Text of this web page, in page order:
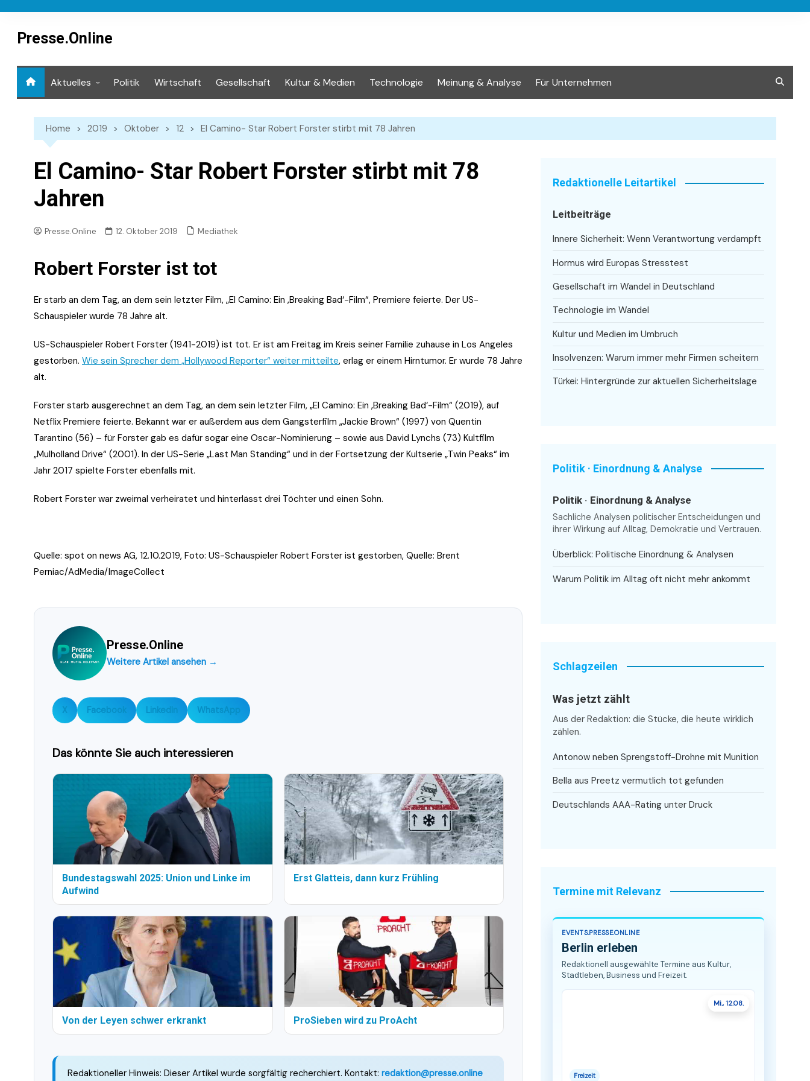
contentPresse.Online
Aktuelles Politik Wirtschaft Gesellschaft Kultur & Medien Technologie Meinung & Analyse Für Unternehmen
Home 2019 Oktober 12 El Camino- Star Robert Forster stirbt mit 78 Jahren
El Camino- Star Robert Forster stirbt mit 78
Jahren
Presse.Online 12. Oktober 2019 Mediathek
Robert Forster ist tot
Er starb an dem Tag, an dem sein letzter Film, „El Camino: Ein ‚Breaking Bad‘-Film“, Premiere feierte. Der US-
Schauspieler wurde 78 Jahre alt.
US-Schauspieler Robert Forster (1941-2019) ist tot. Er ist am Freitag im Kreis seiner Familie zuhause in Los Angeles
gestorben. Wie sein Sprecher dem „Hollywood Reporter“ weiter mitteilte, erlag er einem Hirntumor. Er wurde 78 Jahre
alt.
Forster starb ausgerechnet an dem Tag, an dem sein letzter Film, „El Camino: Ein ‚Breaking Bad‘-Film“ (2019), auf
Netflix Premiere feierte. Bekannt war er außerdem aus dem Gangsterfilm „Jackie Brown“ (1997) von Quentin
Tarantino (56) – für Forster gab es dafür sogar eine Oscar-Nominierung – sowie aus David Lynchs (73) Kultfilm
„Mulholland Drive“ (2001). In der US-Serie „Last Man Standing“ und in der Fortsetzung der Kultserie „Twin Peaks“ im
Jahr 2017 spielte Forster ebenfalls mit.
Robert Forster war zweimal verheiratet und hinterlässt drei Töchter und einen Sohn.
Quelle: spot on news AG, 12.10.2019, Foto: US-Schauspieler Robert Forster ist gestorben, Quelle: Brent
Perniac/AdMedia/ImageCollect
Presse.Online
Weitere Artikel ansehen →
X Facebook LinkedIn WhatsApp
Das könnte Sie auch interessieren
Bundestagswahl 2025: Union und Linke im
Aufwind
Erst Glatteis, dann kurz Frühling
Von der Leyen schwer erkrankt ProSieben wird zu ProAcht
Redaktioneller Hinweis: Dieser Artikel wurde sorgfältig recherchiert. Kontakt: redaktion@presse.online
Redaktionelle Leitartikel
Leitbeiträge
Innere Sicherheit: Wenn Verantwortung verdampft
Hormus wird Europas Stresstest
Gesellschaft im Wandel in Deutschland
Technologie im Wandel
Kultur und Medien im Umbruch
Insolvenzen: Warum immer mehr Firmen scheitern
Türkei: Hintergründe zur aktuellen Sicherheitslage
Politik · Einordnung & Analyse
Politik · Einordnung & Analyse
Sachliche Analysen politischer Entscheidungen und
ihrer Wirkung auf Alltag, Demokratie und Vertrauen.
Überblick: Politische Einordnung & Analysen
Warum Politik im Alltag oft nicht mehr ankommt
Schlagzeilen
Was jetzt zählt
Aus der Redaktion: die Stücke, die heute wirklich
zählen.
Antonow neben Sprengstoff-Drohne mit Munition
Bella aus Preetz vermutlich tot gefunden
Deutschlands AAA-Rating unter Druck
Termine mit Relevanz
EVENTS.PRESSE.ONLINE
Berlin erleben
Redaktionell ausgewählte Termine aus Kultur,
Stadtleben, Business und Freizeit.
Mi., 12.08.
Freizeit